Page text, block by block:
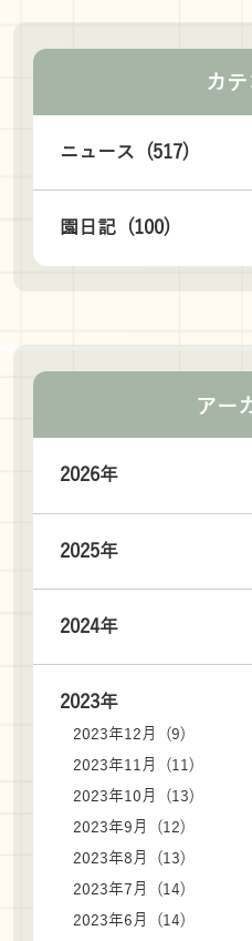
カテ
ニュース (517)
園日記 (100)
アー
2026年
2025年
2024年
2023年
2023年12月 (9)
2023年11月 (11)
2023年10月 (13)
2023年9月 (12)
2023年8月 (13)
2023年7月 (14)
2023年6月 (14)